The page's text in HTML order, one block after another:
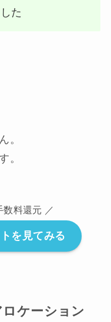
た
。
。
数料還元 ／
を見てみる
ケーション